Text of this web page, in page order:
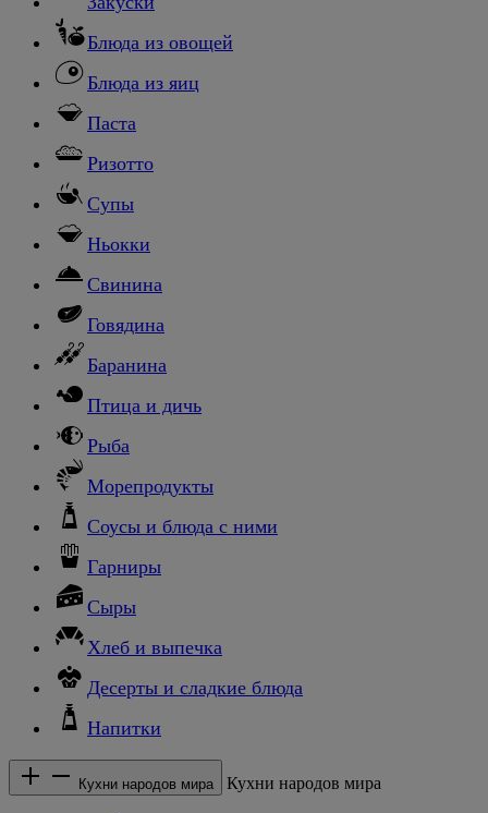
Блюда из овощей
Блюда из яиц
Паста
Ризотто
Супы
Ньокки
Свинина
Говядина
Баранина
Птица и дичь
Рыба
Морепродукты
Соусы и блюда с ними
Гарниры
Сыры
Хлеб и выпечка
Десерты и сладкие блюда
Напитки
Кухни народов мира Кухни народов мира